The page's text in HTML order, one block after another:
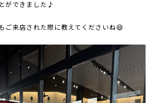
ができました♪
ご来店された際に教えてくださいね😄